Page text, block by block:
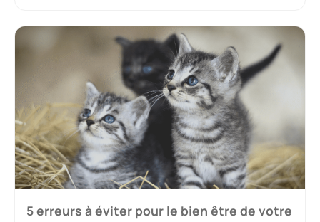
5 erreurs à éviter pour le bien être de votre